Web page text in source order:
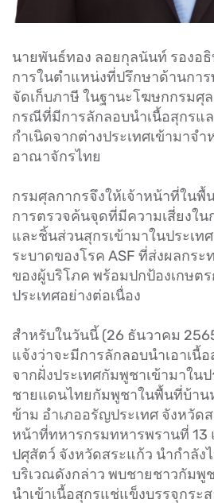
นายพันธ์ทอง ลอยกุลนันท์ รองอ
การในตำแหน่งที่ปรึกษาด้านกา
จัดเก็บภาษี ในฐานะโฆษกกรมศุล
กรณีที่มีการลักลอบนำเนื้อสุกรแ
กำเนิดจากต่างประเทศเข้ามาจ
อาณาจักรไทย
กรมศุลกากรจึงให้เจ้าหน้าที่ในพื้
การตรวจค้นจุดที่มีความเสี่ยงใน
และชิ้นส่วนสุกรเข้ามาในประเท
ระบาดของโรค ASF ที่ส่งผลกร
ของผู้บริโภค พร้อมปกป้องเกษตร
ประเทศอย่างต่อเนื่อง
สำหรับในวันนี้ (26 ธันวาคม
แจ้งว่าจะมีการลักลอบนำเอาเนื้
จากฝั่งประเทศกัมพูชาเข้ามาใน
ชายแดนไทยกัมพูชาในพื้นที่บ้าน
ข้าม อำเภออรัญประเทศ จังหวัด
หน้าที่ทหารกรมทหารพรานที่ 13
ปศุสัตว์ จังหวัดสระแก้ว นำกำลัง
บริเวณดังกล่าว พบชายชาวกัม
นำเข้าเนื้อสุกรแช่แข็งบรรจุกระ